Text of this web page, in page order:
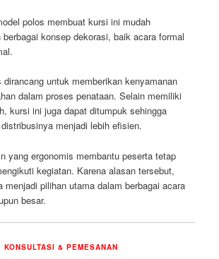
polos membuat kursi ini mudah
berbagai konsep dekorasi, baik acara formal
dirancang untuk memberikan kenyamanan
dalam proses penataan. Selain memiliki
kursi ini juga dapat ditumpuk sehingga
menjadi lebih efisien.
yang ergonomis membantu peserta tetap
kegiatan. Karena alasan tersebut,
menjadi pilihan utama dalam berbagai acara
besar.
KONSULTASI & PEMESANAN